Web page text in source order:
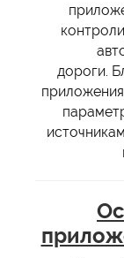
дороги.